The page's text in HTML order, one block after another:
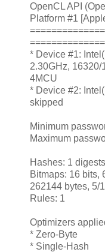
OpenCL API
Platform #1
* Device #1:
2.30GHz,
4MCU
* Device #2:
skipped
Minimum
Maximum
Hashes: 1
Bitmaps: 16 bits,
262144 bytes, 5/
Rules: 1
Optimizers
* Zero-Byte
* Single-Hash